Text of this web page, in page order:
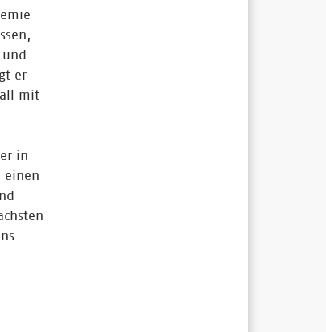
er
mit
in
einen